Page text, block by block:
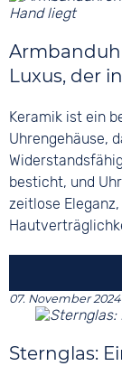
Luxus, der
Keramik ist ein
Uhrengehäuse,
besticht, und
zeitlose
07. November 2024
Sternglas: